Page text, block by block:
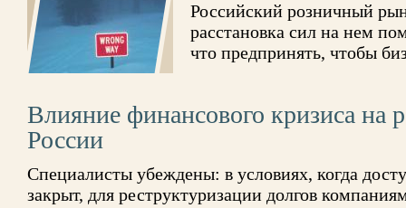
Российский розничный
расстановка сил на нем
что предпринять, чтобы
Влияние финансового кризиса на
России
Специалисты убеждены: в условиях, когда
закрыт, для реструктуризации долгов